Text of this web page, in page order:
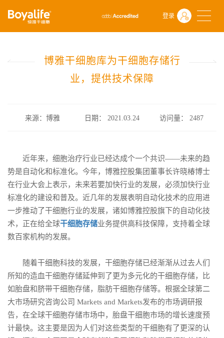
登录
首页 什么是干细胞
前沿动态
博雅干细胞库为干细胞存储行业，提供技术保障
博雅干细胞库为干细胞存储行
业，提供技术保障
来源：博雅 日期： 2021.03.24 访问量：2487
近年来，细胞治疗行业已经达成个一个共识——未来的趋
势是自动化和标准化。今年，博雅控股集团董事长许晓椿博士
在行业大会上表示，未来若要加快行业的发展，必须加快行业
标准化的建设和普及。近几年的发展表明自动化技术的应用进
一步推动了干细胞行业的发展，诸如博雅控股旗下的自动化技
术，正在给全球干细胞存储业务提供高科技保障，支持着全球
数百家机构的发展。
随着干细胞科技的发展，干细胞存储已经渐渐从过去人们
所知的造血干细胞存储延伸到了更为多元化的干细胞存储，比
如胎盘和脐带干细胞存储，脂肪干细胞存储等。根据全球第二
大市场研究咨询公司 Markets and Markets发布的市场调研报
告，在全球干细胞存储市场中，胎盘干细胞市场的增长速度预
计最快。这主要是因为人们对这些类型的干细胞有了更深的认